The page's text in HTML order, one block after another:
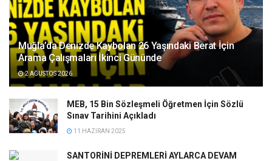
Muğla’da Denizde Kaybolan 26 Yaşındaki Berat İçin
Arama Çalışmaları İkinci Gününde
2 AĞUSTOS 2026
MEB, 15 Bin Sözleşmeli Öğretmen İçin Sözlü
Sınav Tarihini Açıkladı
11 HAZIRAN 2025
SANTORİNİ DEPREMLERİ AYLARCA DEVAM